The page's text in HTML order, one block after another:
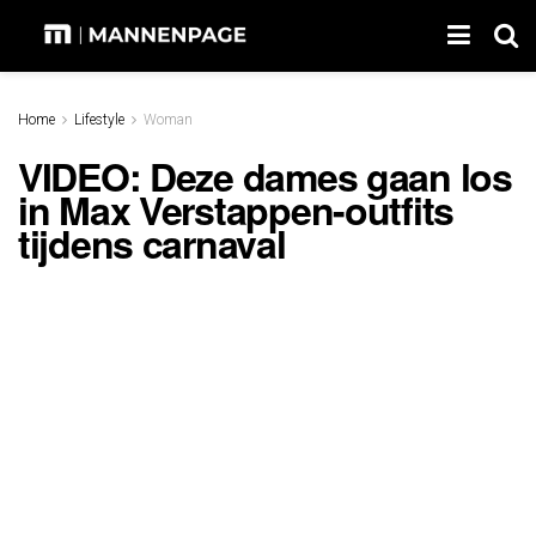
Home Lifestyle Woman
VIDEO: Deze dames gaan los
in Max Verstappen-outfits
tijdens carnaval